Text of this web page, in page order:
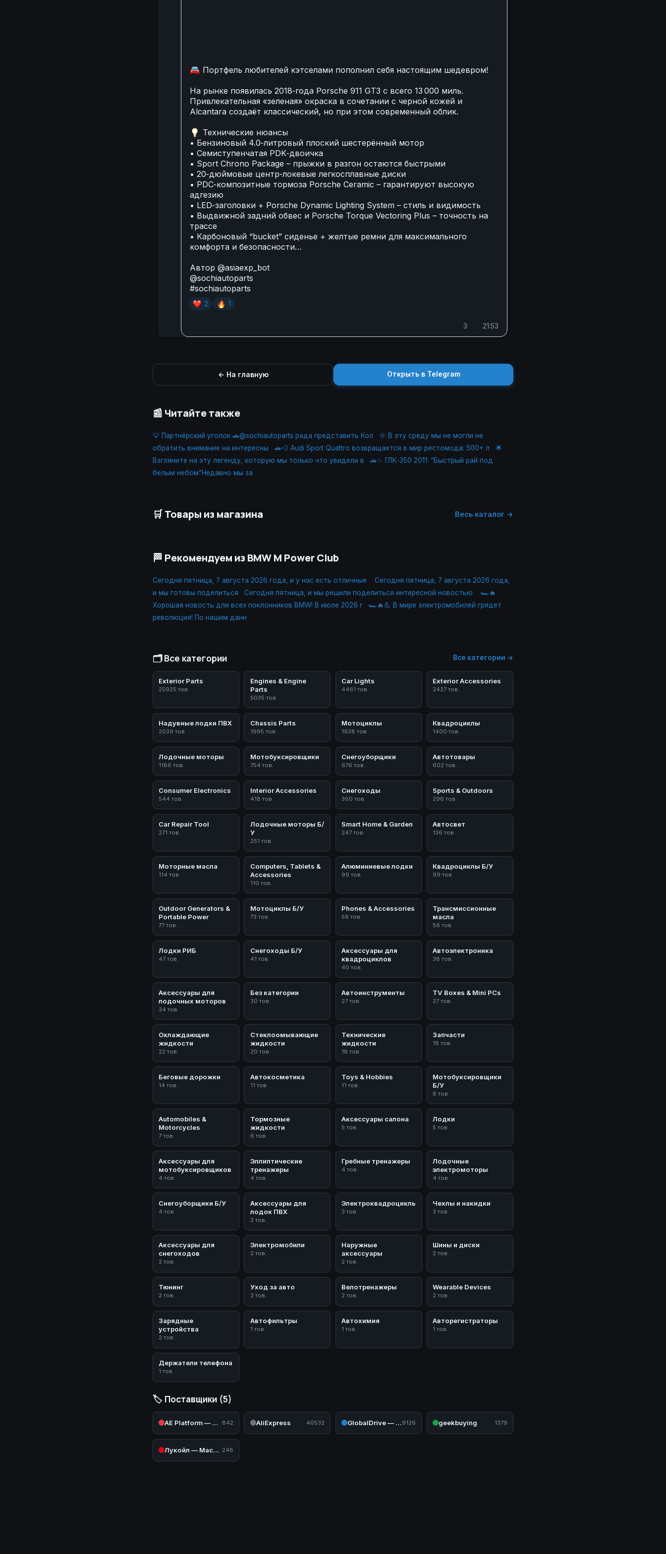
🚘Портфель любителей кэтселами пополнил себя настоящим шедевром!
На рынке появилась 2018‑года Porsche 911 GT3 с всего 13 000 миль.
Привлекательная «зеленая» окраска в сочетании с черной кожей и
Alcantara создаёт классический, но при этом современный облик.
💡Технические нюансы
• Бензиновый 4.0‑литровый плоский шестерённый мотор
• Семиступенчатая PDK‑двоичка
• Sport Chrono Package – прыжки в разгон остаются быстрыми
• 20‑дюймовые центр‑локевые легкосплавные диски
• PDC‑композитные тормоза Porsche Ceramic – гарантируют высокую
адгезию
• LED‑заголовки + Porsche Dynamic Lighting System – стиль и видимость
• Выдвижной задний обвес и Porsche Torque Vectoring Plus – точность на
трассе
• Карбоновый “bucket” сиденье + желтые ремни для максимального
комфорта и безопасности…
Автор @asiaexp_bot
@sochiautoparts
#sochiautoparts
❤
2
🔥
1
3 21:53
← На главную Открыть в Telegram
📰 Читайте также
💡 Партнёрский уголок 🚗@sochiautoparts рада представить Кол
🌞 В эту среду мы не могли не
обратить внимание на интересны
🚗💨 Audi Sport Quattro возвращается в мир рестомода: 500+ л
🌟
Взгляните на эту легенду, которую мы только что увидели в
🚗✨ ГЛК‑350 2011: “Быстрый рай под
белым небом”Недавно мы за
🛒 Товары из магазина Весь каталог →
🏁 Рекомендуем из BMW M Power Club
Сегодня пятница, 7 августа 2026 года, и у нас есть отличные
Сегодня пятница, 7 августа 2026 года,
и мы готовы поделиться
Сегодня пятница, и мы решили поделиться интересной новостью
🏎🔥
Хорошая новость для всех поклонников BMW! В июле 2026 г
🏎🔥💪 В мире электромобилей грядет
революция! По нашим данн
🗂️ Все категории Все категории →
Exterior Parts
25925 тов.
Engines & Engine
Parts
5035 тов.
Car Lights
4461 тов.
Exterior Accessories
2427 тов.
Надувные лодки ПВХ
2039 тов.
Chassis Parts
1995 тов.
Мотоциклы
1938 тов.
Квадроциклы
1400 тов.
Лодочные моторы
1186 тов.
Мотобуксировщики
754 тов.
Снегоуборщики
676 тов.
Автотовары
602 тов.
Consumer Electronics
544 тов.
Interior Accessories
418 тов.
Снегоходы
360 тов.
Sports & Outdoors
296 тов.
Car Repair Tool
271 тов.
Лодочные моторы Б/
У
251 тов.
Smart Home & Garden
247 тов.
Автосвет
136 тов.
Моторные масла
114 тов.
Computers, Tablets &
Accessories
110 тов.
Алюминиевые лодки
99 тов.
Квадроциклы Б/У
99 тов.
Outdoor Generators &
Portable Power
77 тов.
Мотоциклы Б/У
73 тов.
Phones & Accessories
58 тов.
Трансмиссионные
масла
56 тов.
Лодки РИБ
47 тов.
Снегоходы Б/У
41 тов.
Аксессуары для
квадроциклов
40 тов.
Автоэлектроника
38 тов.
Аксессуары для
лодочных моторов
34 тов.
Без категории
30 тов.
Автоинструменты
27 тов.
TV Boxes & Mini PCs
27 тов.
Охлаждающие
жидкости
22 тов.
Стеклоомывающие
жидкости
20 тов.
Технические
жидкости
18 тов.
Запчасти
18 тов.
Беговые дорожки
14 тов.
Автокосметика
11 тов.
Toys & Hobbies
11 тов.
Мотобуксировщики
Б/У
8 тов.
Automobiles &
Motorcycles
7 тов.
Тормозные
жидкости
6 тов.
Аксессуары салона
5 тов.
Лодки
5 тов.
Аксессуары для
мотобуксировщиков
4 тов.
Эллиптические
тренажеры
4 тов.
Гребные тренажеры
4 тов.
Лодочные
электромоторы
4 тов.
Снегоуборщики Б/У
4 тов.
Аксессуары для
лодок ПВХ
3 тов.
Электроквадроциклы
3 тов.
Чехлы и накидки
3 тов.
Аксессуары для
снегоходов
2 тов.
Электромобили
2 тов.
Наружные
аксессуары
2 тов.
Шины и диски
2 тов.
Тюнинг
2 тов.
Уход за авто
2 тов.
Велотренажеры
2 тов.
Wearable Devices
2 тов.
Зарядные
устройства
2 тов.
Автофильтры
1 тов.
Автохимия
1 тов.
Авторегистраторы
1 тов.
Держатели телефона
1 тов.
🏷️ Поставщики (5)
AE Platform — AliExpress (Авто) 842 AliExpress 40532 GlobalDrive — Садовая и силовая техника9126 geekbuying 1379
Лукойл — Масла и техжидкости 248